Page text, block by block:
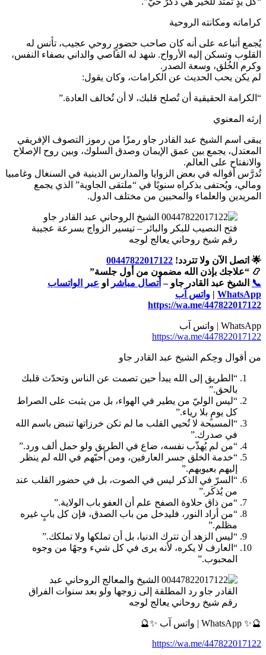
كراماته ومكانته الروحية
يُجمع أتباعه على أنه كان صاحب حضورٍ روحي عجيب، تأنس له
القلوب وتسكن إليه الأرواح. شهد له القاصي والداني بصفاء النفس،
وكرم الخُلق، وسعة الصدر.
لم يكن يحب الحديث عن الكرامات، وكان يقول:
“الكرامة الحقيقية أن تُصلح قلبك، لا أن تُخالف العادة.”
إرثه المعنوي
يبقى اسم الشيخ عبد القادر جاو رمزًا من رموز التصوف الإفريقي
المعتدل، يجمع بين عمق الإيمان وصدق السلوك، وبين روح الإصلاح
والانفتاح على العالم.
تُدرَّس أقواله في بعض الزوايا والمدارس الدينية في السنغال وغامبيا
ومالي، ويُحتفى بذكراه سنويًا في “ملتقى الجاوية” الذي يجمع
المريدين والعلماء والمحبين من مختلف الدول.
رقم شيخ روحاني يعالج لوجه
🌟 اتصل الآن ولا تتردد! 00447822017122
📿 “علاجك بإذن الله مضمون من أول جلسة”
📞
الشيخ عبد القادر جاو – أتصال مباشر او عبر الواتساب
WhatsApp
| واتس آب
https://wa.me/447822017122
WhatsApp | واتس آب
https://wa.me/447822017122
من أقوال وحِكم الشيخ عبد القادر جاو
“الطريق إلى الله يبدأ حين تصمت عن الناس وتحدّث قلبك
بالحق.”
“ليس الوليّ من يطير في الهواء، بل من يثبت على الصراط
كل يومٍ بلا رياء.”
“المسبحة لا تُحيي القلب ما لم تكن خرزاتها تنبض باسم الله
في صدرك.”
“من لم يُهذّب نفسه، ضاع في الطريق ولو حمل ألف ورد.”
“خدمة الخلق جسر العارفين، ومن أحبّهم في الله لم ينظر
إليهم بعيوبهم.”
“السرّ في الذكر ليس في الصوت، بل في حضور القلب عند
من يُذكَر.”
“من ذاق حلاوة الصفح علم أن العفو باب الولاية.”
“من أراد النور، فليدخل من باب الصدق، فإن كل بابٍ غيره
مظلم.”
“ليس الزهد أن تترك الدنيا، بل أن تملكها ولا تملكك.”
“العارف لا يكره، لأنه يرى في كل شيء وجهًا من وجوه
المحبوب.”
رقم شيخ روحاني يعالج لوجه
🔮✨ WhatsApp | واتس آب ✨🔮
https://wa.me/447822017122